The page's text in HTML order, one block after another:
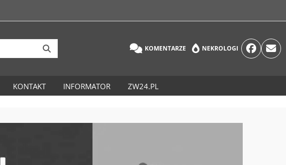
KOMENTARZE NEKROLOGI
KONTAKT INFORMATOR ZW24.PL